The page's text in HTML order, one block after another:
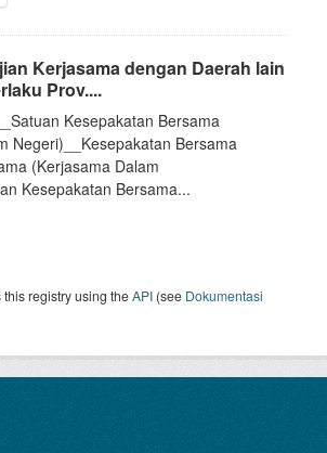
Kerjasama dengan Daerah lain
Prov....
Kesepakatan Bersama
Negeri)__Kesepakatan Bersama
(Kerjasama Dalam
Kesepakatan Bersama...
registry using theAPI (see Dokumentasi